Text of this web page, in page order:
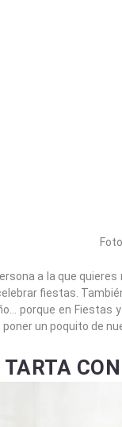
a la que quieres
fiestas.
porque en Fiestas
un poquito de